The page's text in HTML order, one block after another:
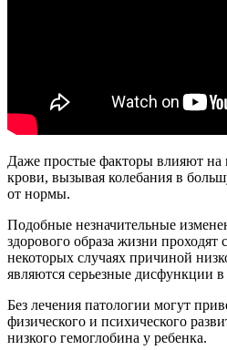
Даже простые факторы влияют на
крови, вызывая колебания в
от нормы.
Подобные незначительные
здорового образа жизни проходят
некоторых случаях причиной
являются серьезные дисфункции в
Без лечения патологии могут
физического и психического
низкого гемоглобина у ребенка.